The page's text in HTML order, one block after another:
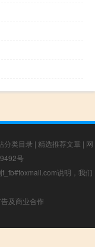
分类目录 | 精选推荐文章 | 网
号
说明，我们
及商业合作